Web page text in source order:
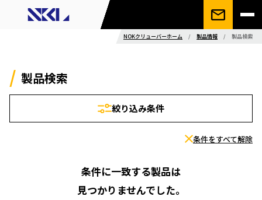
NOKクリューバーホーム / 製品情報 / 製品検索
製品検索
絞り込み条件
条件をすべて解除
条件に一致する製品は
見つかりませんでした。